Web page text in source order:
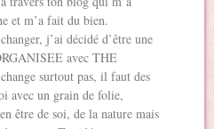
et m’a fait du bien.
j’ai décidé d’être une
avec THE
surtout pas, il faut des
avec un grain de folie,
être de soi, de la nature mais